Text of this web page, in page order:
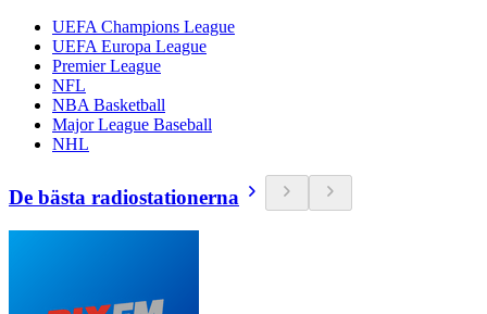
UEFA Champions League
UEFA Europa League
Premier League
NFL
NBA Basketball
Major League Baseball
NHL
De bästa radiostationerna